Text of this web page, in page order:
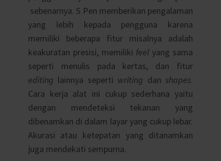
sebenarnya. S Pen memberikan pengalaman
yang lebih kepada pengguna karena
memiliki beberapa fitur misalnya adalah
keakuratan presisi, memiliki feel yang sama
seperti menulis pada kertas, dan fitur
editing lainnya seperti writing danshapes.
Cara kerja alat ini cukup sederhana yaitu
dengan mendeteksi tekanan yang
dibenamkan di dalam layar yang cukup lebar.
Akurasi atau ketepatan yang ditanamkan
juga mendekati sempurna.